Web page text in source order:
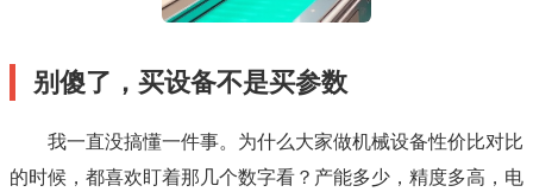
别傻了，买设备不是买参数
我一直没搞懂一件事。为什么大家做机械设备性价比对比
的时候，都喜欢盯着那几个数字看？产能多少，精度多高，电